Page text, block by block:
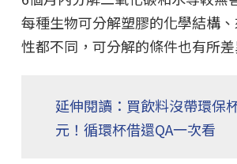
每種生物可分解塑膠的化學結構
性都不同，可分解的條件也有所差
延伸閱讀：買飲料沒帶環保
元！循環杯借還QA一次看